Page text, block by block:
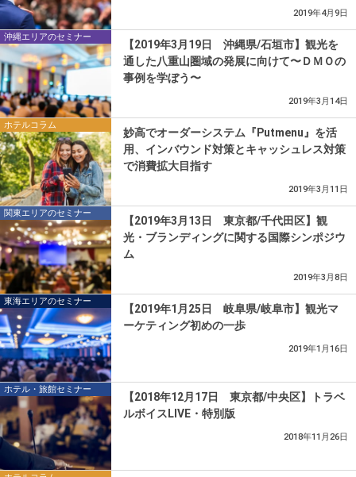
2019年4月9日
沖縄エリアのセミナー
【2019年3月19日 沖縄県/石垣市】観光を
通した八重山圏域の発展に向けて〜ＤＭＯの
事例を学ぼう〜
2019年3月14日
ホテルコラム
妙高でオーダーシステム『Putmenu』を活
用、インバウンド対策とキャッシュレス対策
で消費拡大目指す
2019年3月11日
関東エリアのセミナー
【2019年3月13日 東京都/千代田区】観
光・ブランディングに関する国際シンポジウ
ム
2019年3月8日
東海エリアのセミナー
【2019年1月25日 岐阜県/岐阜市】観光マ
ーケティング初めの一歩
2019年1月16日
ホテル・旅館セミナー
【2018年12月17日 東京都/中央区】トラベ
ルボイスLIVE・特別版
2018年11月26日